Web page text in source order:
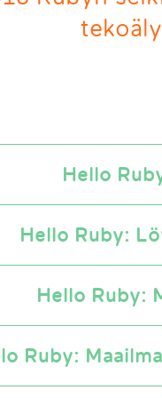
Hello
Hello Ruby:
Hello Ruby:
Ruby: